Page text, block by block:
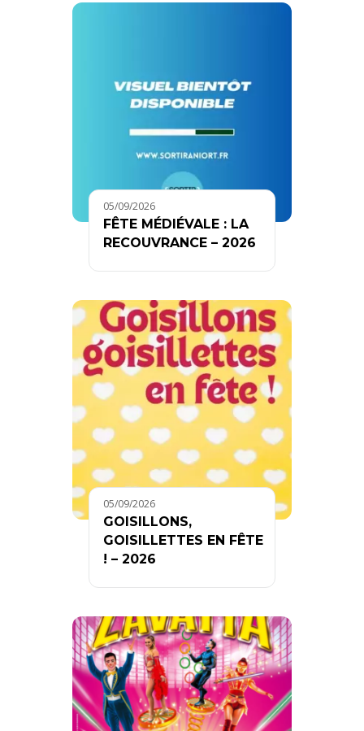
05/09/2026
FÊTE MÉDIÉVALE : LA
RECOUVRANCE – 2026
05/09/2026
GOISILLONS,
GOISILLETTES EN FÊTE
! – 2026